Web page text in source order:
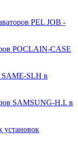
PEL JOB -
POCLAIN-CASE
SAME-SLH в
SAMSUNG-H.I. в
установок